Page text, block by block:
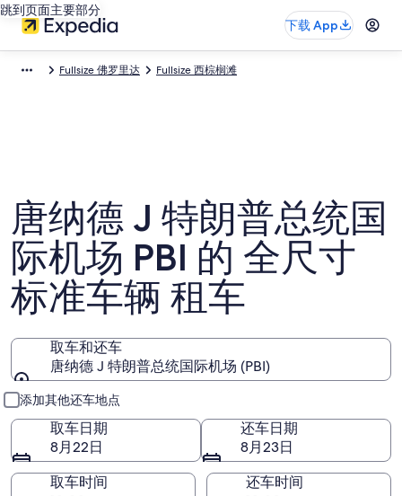
跳到页面主要部分
下载 App
Fullsize 佛罗里达 Fullsize 西棕榈滩
唐纳德 J 特朗普总统国
际机场 PBI 的 全尺寸
标准车辆 租车
取车和还车
唐纳德 J 特朗普总统国际机场 (PBI)
取车和还车
添加其他还车地点
取车日期
8月22日
还车日期
8月23日
取车时间
还车时间